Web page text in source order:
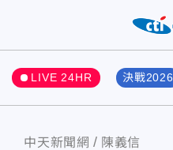
LIVE 24HR 決戰2026
中天新聞網 陳義信